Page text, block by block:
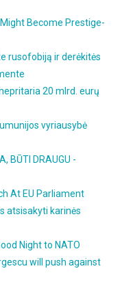
Might Become Prestige-
rusofobiją ir derėkitės
20 mlrd. eurų
vyriausybė
BŪTI DRAUGU -
At EU Parliament
atsisakyti karinės
Night to NATO
will push against